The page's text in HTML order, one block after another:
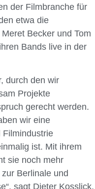
der Filmbranche für
etwa die
Becker und Tom
Bands live in der
durch den wir
Projekte
gerecht werden.
wir eine
Filmindustrie
ist. Mit ihrem
sie noch mehr
Berlinale und
sagt Dieter Kosslick,